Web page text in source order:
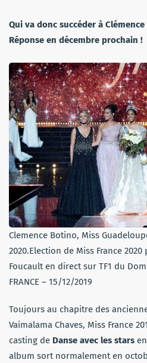
Qui va donc succéder à
Réponse en décembre prochain !
Clemence Botino, Miss
2020.Election de Miss France
Foucault en direct sur TF1 du
FRANCE – 15/12/2019
Toujours au chapitre des
Vaimalama Chaves, Miss France
casting de Danse avec les stars
album sort normalement en